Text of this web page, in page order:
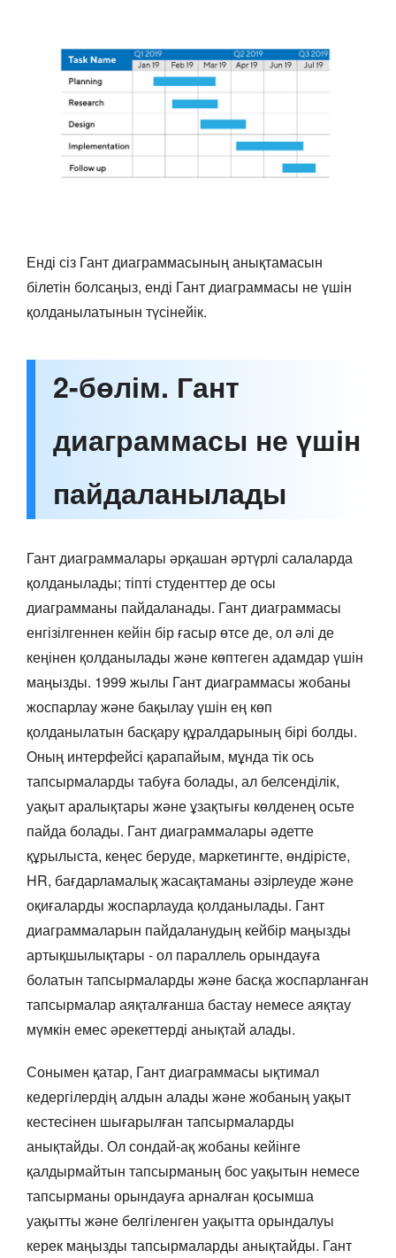
Енді сіз Гант диаграммасының анықтамасын
білетін болсаңыз, енді Гант диаграммасы не үшін
қолданылатынын түсінейік.
2-бөлім. Гант
диаграммасы не үшін
пайдаланылады
Гант диаграммалары әрқашан әртүрлі салаларда
қолданылады; тіпті студенттер де осы
диаграмманы пайдаланады. Гант диаграммасы
енгізілгеннен кейін бір ғасыр өтсе де, ол әлі де
кеңінен қолданылады және көптеген адамдар үшін
маңызды. 1999 жылы Гант диаграммасы жобаны
жоспарлау және бақылау үшін ең көп
қолданылатын басқару құралдарының бірі болды.
Оның интерфейсі қарапайым, мұнда тік ось
тапсырмаларды табуға болады, ал белсенділік,
уақыт аралықтары және ұзақтығы көлденең осьте
пайда болады. Гант диаграммалары әдетте
құрылыста, кеңес беруде, маркетингте, өндірісте,
HR, бағдарламалық жасақтаманы әзірлеуде және
оқиғаларды жоспарлауда қолданылады. Гант
диаграммаларын пайдаланудың кейбір маңызды
артықшылықтары - ол параллель орындауға
болатын тапсырмаларды және басқа жоспарланған
тапсырмалар аяқталғанша бастау немесе аяқтау
мүмкін емес әрекеттерді анықтай алады.
Сонымен қатар, Гант диаграммасы ықтимал
кедергілердің алдын алады және жобаның уақыт
кестесінен шығарылған тапсырмаларды
анықтайды. Ол сондай-ақ жобаны кейінге
қалдырмайтын тапсырманың бос уақытын немесе
тапсырманы орындауға арналған қосымша
уақытты және белгіленген уақытта орындалуы
керек маңызды тапсырмаларды анықтайды. Гант